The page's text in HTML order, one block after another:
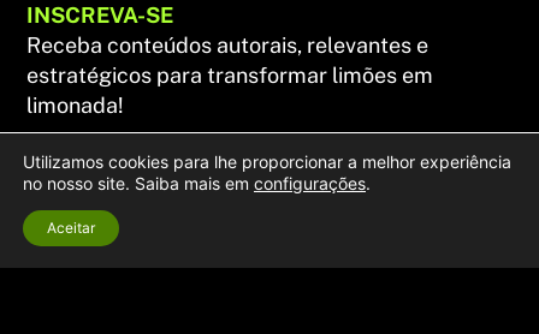
INSCREVA-SE
Receba conteúdos autorais, relevantes e
estratégicos para transformar limões em
limonada!
ENVIAR
Utilizamos cookies para lhe proporcionar a melhor experiência
no nosso site. Saiba mais em configurações.
Aceitar